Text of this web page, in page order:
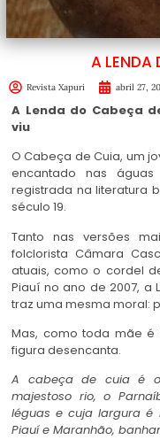
A LENDA
Revista Xapuri abril 27,
A Lenda do Cabeça
viu
O Cabeça de Cuia, um
encantado nas
registrada na literatura
século 19.
Tanto nas versões
folclorista Câmara
atuais, como o cordel
Piauí no ano de 2007,
traz uma mesma moral:
Mas, como toda mãe
figura desencanta.
A cabeça de cuia é
majestoso rio, o
léguas e cuja largura é
Piauí e Maranhão,